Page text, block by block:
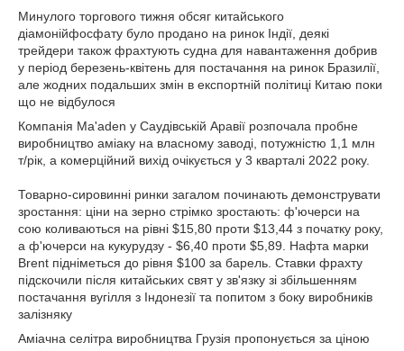
Минулого торгового тижня обсяг китайського
діамонійфосфату було продано на ринок Індії, деякі
трейдери також фрахтують судна для навантаження добрив
у період березень-квітень для постачання на ринок Бразилії,
але жодних подальших змін в експортній політиці Китаю поки
що не відбулося
Компанія Ma'aden y Саудівській Аравії розпочала пробне
виробництво аміаку на власному заводі, потужністю 1,1 млн
т/рік, а комерційний вихід очікується у 3 кварталі 2022 року.
Товарно-сировинні ринки загалом починають демонструвати
зростання: ціни на зерно стрімко зростають: ф'ючерси на
сою коливаються на рівні $15,80 проти $13,44 з початку року,
а ф'ючерси на кукурудзу - $6,40 проти $5,89. Нафта марки
Brent підніметься до рівня $100 за барель. Ставки фрахту
підскочили після китайських свят у зв'язку зі збільшенням
постачання вугілля з Індонезії та попитом з боку виробників
залізняку
Аміачна селітра виробництва Грузія пропонується за ціною